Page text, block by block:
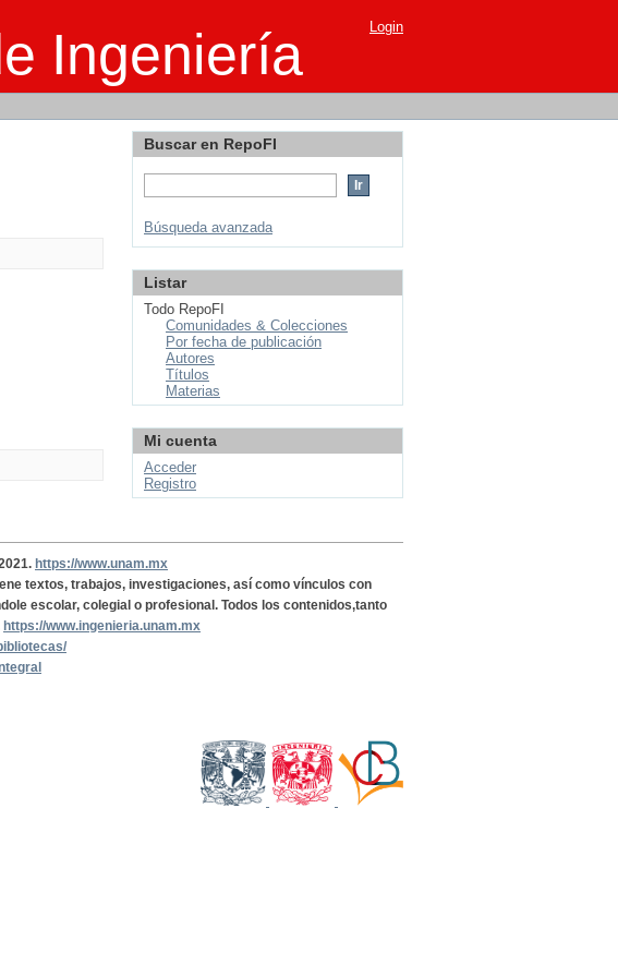
Ingeniería Login
Buscar en RepoFI
Búsqueda avanzada
Listar
Todo RepoFI
Comunidades & Colecciones
Por fecha de publicación
Autores
Títulos
Materias
Mi cuenta
Acceder
Registro
https://www.unam.mx
textos, trabajos, investigaciones, así como vínculos con
escolar, colegial o profesional. Todos los contenidos,tanto
https://www.ingenieria.unam.mx